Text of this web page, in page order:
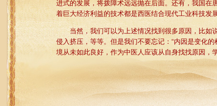
进式的发展，将拨障术远远抛在后面。还有，我国
着巨大经济利益的技术都是西医结合现代工业科技发
当然，我们可以为上述情况找到很多原因，比如说
侵入挤压，等等。但是我们不要忘记：“内因是变化
境从未如此良好，作为中医人应该从自身找找原因